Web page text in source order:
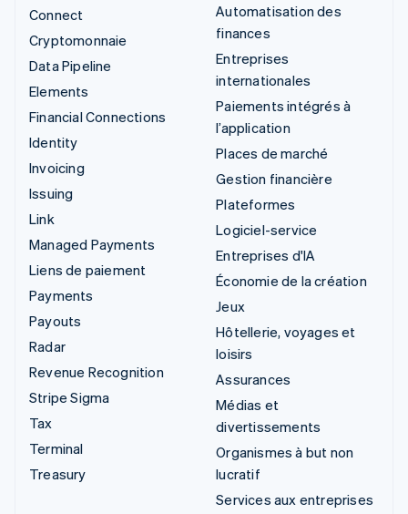
Connect
Cryptomonnaie
Data Pipeline
Elements
Financial Connections
Identity
Invoicing
Issuing
Link
Managed Payments
Liens de paiement
Payments
Payouts
Radar
Revenue Recognition
Stripe Sigma
Tax
Terminal
Treasury
Automatisation des
finances
Entreprises
internationales
Paiements intégrés à
l’application
Places de marché
Gestion financière
Plateformes
Logiciel-service
Entreprises d'IA
Économie de la création
Jeux
Hôtellerie, voyages et
loisirs
Assurances
Médias et
divertissements
Organismes à but non
lucratif
Services aux entreprises